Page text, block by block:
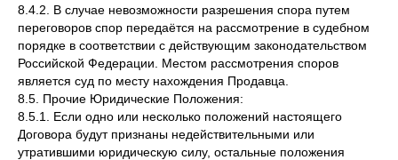
8.4.2. В случае невозможности разрешения спора путем
переговоров спор передаётся на рассмотрение в судебном
порядке в соответствии с действующим законодательством
Российской Федерации. Местом рассмотрения споров
является суд по месту нахождения Продавца.
8.5. Прочие Юридические Положения:
8.5.1. Если одно или несколько положений настоящего
Договора будут признаны недействительными или
утратившими юридическую силу, остальные положения